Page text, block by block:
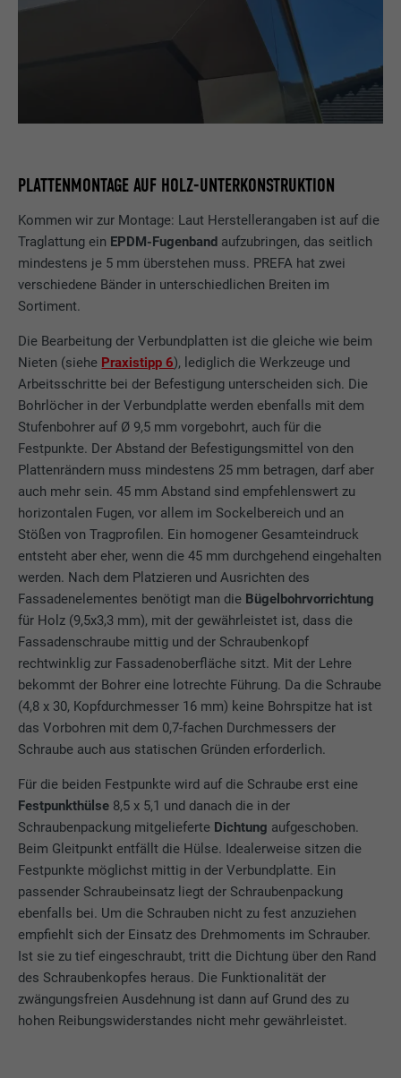
PLATTENMONTAGE AUF HOLZ-UNTERKONSTRUKTION
Kommen wir zur Montage: Laut Herstellerangaben ist auf die
Traglattung ein EPDM-Fugenband aufzubringen, das seitlich
mindestens je 5 mm überstehen muss. PREFA hat zwei
verschiedene Bänder in unterschiedlichen Breiten im
Sortiment.
Die Bearbeitung der Verbundplatten ist die gleiche wie beim
Nieten (siehe Praxistipp 6), lediglich die Werkzeuge und
Arbeitsschritte bei der Befestigung unterscheiden sich. Die
Bohrlöcher in der Verbundplatte werden ebenfalls mit dem
Stufenbohrer auf Ø 9,5 mm vorgebohrt, auch für die
Festpunkte. Der Abstand der Befestigungsmittel von den
Plattenrändern muss mindestens 25 mm betragen, darf aber
auch mehr sein. 45 mm Abstand sind empfehlenswert zu
horizontalen Fugen, vor allem im Sockelbereich und an
Stößen von Tragprofilen. Ein homogener Gesamteindruck
entsteht aber eher, wenn die 45 mm durchgehend eingehalten
werden. Nach dem Platzieren und Ausrichten des
Fassadenelementes benötigt man die Bügelbohrvorrichtung
für Holz (9,5x3,3 mm), mit der gewährleistet ist, dass die
Fassadenschraube mittig und der Schraubenkopf
rechtwinklig zur Fassadenoberfläche sitzt. Mit der Lehre
bekommt der Bohrer eine lotrechte Führung. Da die Schraube
(4,8 x 30, Kopfdurchmesser 16 mm) keine Bohrspitze hat ist
das Vorbohren mit dem 0,7-fachen Durchmessers der
Schraube auch aus statischen Gründen erforderlich.
Für die beiden Festpunkte wird auf die Schraube erst eine
Festpunkthülse 8,5 x 5,1 und danach die in der
Schraubenpackung mitgelieferte Dichtung aufgeschoben.
Beim Gleitpunkt entfällt die Hülse. Idealerweise sitzen die
Festpunkte möglichst mittig in der Verbundplatte. Ein
passender Schraubeinsatz liegt der Schraubenpackung
ebenfalls bei. Um die Schrauben nicht zu fest anzuziehen
empfiehlt sich der Einsatz des Drehmoments im Schrauber.
Ist sie zu tief eingeschraubt, tritt die Dichtung über den Rand
des Schraubenkopfes heraus. Die Funktionalität der
zwängungsfreien Ausdehnung ist dann auf Grund des zu
hohen Reibungswiderstandes nicht mehr gewährleistet.